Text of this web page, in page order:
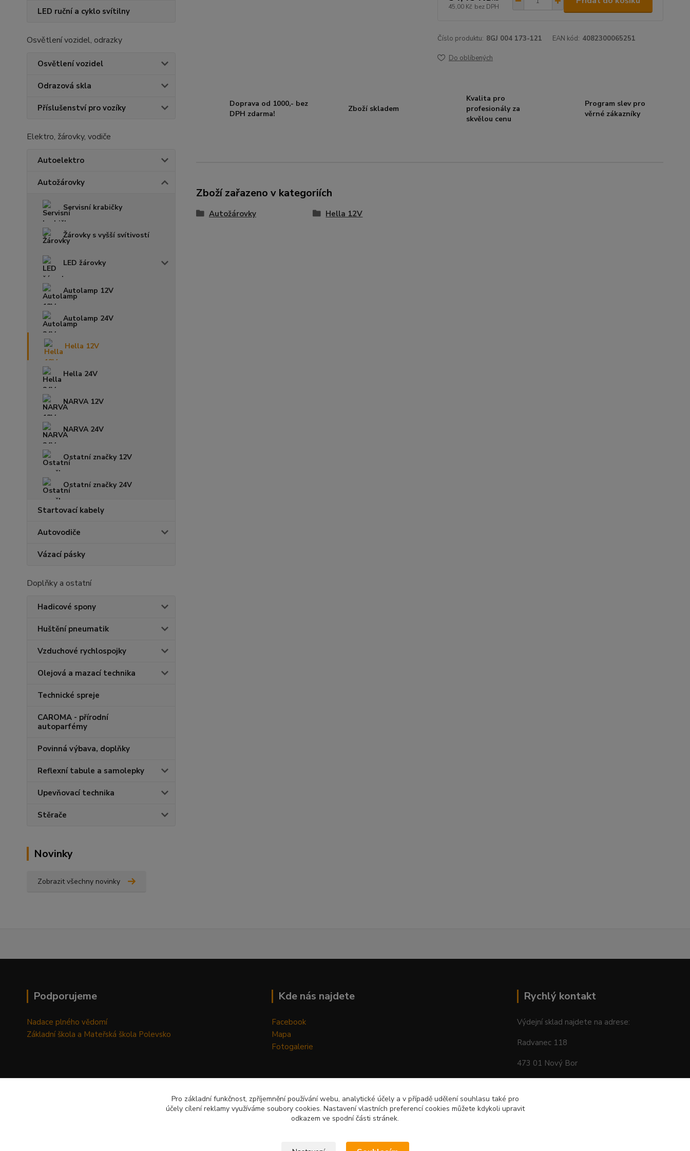
LED ruční a cyklo svítilny
Osvětlení vozidel, odrazky
Osvětlení vozidel
Odrazová skla
Příslušenství pro vozíky
Elektro, žárovky, vodiče
Autoelektro
Autožárovky
Servisní krabičky
Žárovky s vyšší svítivostí
LED žárovky
Autolamp 12V
Autolamp 24V
Hella 12V
Hella 24V
NARVA 12V
NARVA 24V
Ostatní značky 12V
Ostatní značky 24V
Startovací kabely
Autovodiče
Vázací pásky
Doplňky a ostatní
Hadicové spony
Huštění pneumatik
Vzduchové rychlospojky
Olejová a mazací technika
Technické spreje
CAROMA - přírodní
autoparfémy
Povinná výbava, doplňky
Reflexní tabule a samolepky
Upevňovací technika
Stěrače
Novinky
Zobrazit všechny novinky
45,00 Kč bez DPH
Číslo produktu: 8GJ 004 173-121 EAN kód: 4082300065251
Do oblíbených
Doprava od 1000,- bez
DPH zdarma!
Zboží skladem
Kvalita pro
profesionály za
skvělou cenu
Program slev pro
věrné zákazníky
Zboží zařazeno v kategoriích
Autožárovky Hella 12V
Podporujeme
Nadace plného vědomí
Základní škola a Mateřská škola Polevsko
Kde nás najdete
Facebook
Mapa
Fotogalerie
Rychlý kontakt
Výdejní sklad najdete na adrese:
Radvanec 118
473 01 Nový Bor
Upravit sběr cookies.
Pro základní funkčnost, zpříjemnění používání webu, analytické účely a v případě udělení souhlasu také pro
účely cílení reklamy využíváme soubory cookies. Nastavení vlastních preferencí cookies můžete kdykoli upravit
odkazem ve spodní části stránek.